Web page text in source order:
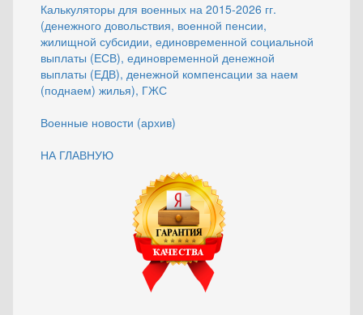
Калькуляторы для военных на 2015-2026 гг.
(денежного довольствия, военной пенсии,
жилищной субсидии, единовременной социальной
выплаты (ЕСВ), единовременной денежной
выплаты (ЕДВ), денежной компенсации за наем
(поднаем) жилья), ГЖС
Военные новости (архив)
НА ГЛАВНУЮ